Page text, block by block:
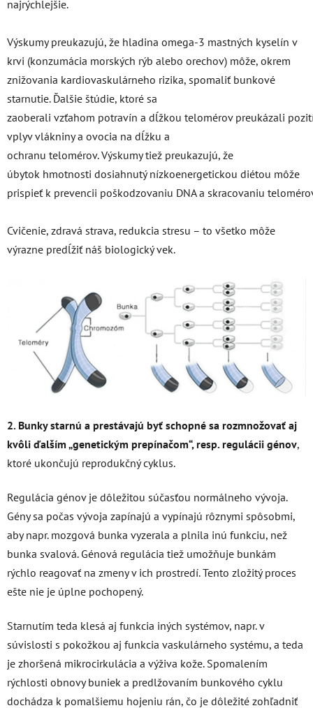
najrýchlejšie.
Výskumy preukazujú, že hladina omega-3 mastných kyselín v
krvi (konzumácia morských rýb alebo orechov) môže, okrem
znižovania kardiovaskulárneho rizika, spomaliť bunkové
starnutie. Ďalšie štúdie, ktoré sa
zaoberali vzťahom potravín a dĺžkou telomérov preukázali
vplyv vlákniny a ovocia na dĺžku a
ochranu telomérov.Výskumy tiež preukazujú, že
úbytok hmotnosti dosiahnutý nízkoenergetickou diétou môže
prispieť k prevencii poškodzovaniu DNA a skracovaniu
Cvičenie, zdravá strava, redukcia stresu – to všetko môže
výrazne predĺžiť náš biologický vek.
2. Bunky starnú a prestávajú byť schopné sa rozmnožovať aj
kvôli ďalším „genetickým prepínačom“, resp. regulácii génov,
ktoré ukončujú reprodukčný cyklus.
Regulácia génov je dôležitou súčasťou normálneho vývoja.
Gény sa počas vývoja zapínajú a vypínajú rôznymi spôsobmi,
aby napr. mozgová bunka vyzerala a plnila inú funkciu, než
bunka svalová. Génová regulácia tiež umožňuje bunkám
rýchlo reagovať na zmeny v ich prostredí. Tento zložitý proces
ešte nie je úplne pochopený.
Starnutím teda klesá aj funkcia iných systémov, napr. v
súvislosti s pokožkou aj funkcia vaskulárneho systému, a teda
je zhoršená mikrocirkulácia a výživa kože. Spomalením
rýchlosti obnovy buniek a predlžovaním bunkového cyklu
dochádza k pomalšiemu hojeniu rán, čo je dôležité zohľadniť